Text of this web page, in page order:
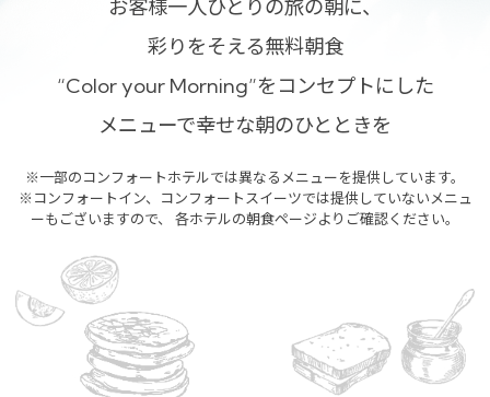
お客様一人ひとりの旅の朝に、
彩りをそえる無料朝食
“Color your Morning”をコンセプトにした
メニューで幸せな朝のひとときを
※一部のコンフォートホテルでは異なるメニューを提供しています。
※コンフォートイン、コンフォートスイーツでは提供していないメニュ
ーもございますので、
各ホテルの朝食ページよりご確認ください。